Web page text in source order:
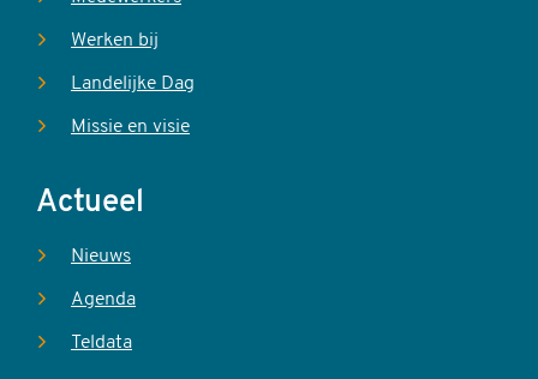
Werken bij
Landelijke Dag
Missie en visie
Actueel
Nieuws
Agenda
Teldata